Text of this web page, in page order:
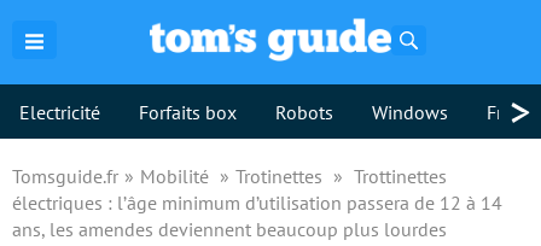
Electricité Forfaits box Robots Windows >
Tomsguide.fr Mobilité Trotinettes
Trottinettes
électriques : l’âge minimum d’utilisation passera de 12 à 14
ans, les amendes deviennent beaucoup plus lourdes